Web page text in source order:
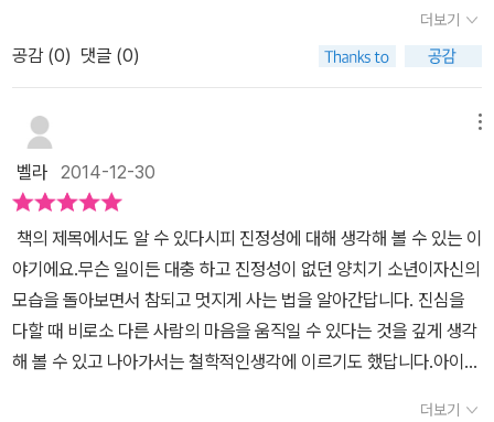
기.스콜라 꼬마 지식인 초등 저학년 추천 도서!거짓말도 보여요~ 커
가는 우리 아이들에게 꼭 한번 쯤 읽어보라 권하고 싶은 책 한권이네
요.
고 지루하다고 대충 하거나 건성으로 하기 쉬운데,왜 그러면 안되는
건지 알려주네요.대충하고 건성으로 할 때 어떤 결과가 오는지에 대
빠에게 잘보이고 싶은 맘에 조금 다른 이야기를 하게 됩니다.우리 아
이들도 흔히 그런 행동들을 많이 하죠.언제나 형아와 동생보다 더 잘
하고 싶고 엄마 아빠의 관심을 받고픈 둘째 녀석이 종종 그렇답니다.
하지만, 솔직한 마음을 제대로 표현하지 못하면 그 마음과 아이의 상
황을 제대로 알기 어렵지요.나중에 더 안 좋은 상황을 마주할 수도 있
게 되고 말예요.아마 이 책을 접한 아이들은 어쩜!!! 내 얘기네~ 라고
속으로 맞장구를 치며 읽을지 모르겠습니다.엄마 입장에선 아~ 아이
가 그래서 그런 행동과 말을 하는구나~ 이해하는 기회가 되겠죠. 똘
게 되요.자신의 모습과 마음에 대해 솔직하게 이야기하고 진심을 다
자라겠지요. 어른이 되면서 더 진심을 숨기면서 살아가는 것 같아요.
어린이 책을 아이들과 함께 읽으면서 마음의 밭을 다시 가꾸는 느낌
이 들어서 행복하네요. 책 속의 주인공인 똘똘이는 양치기 소년이죠!
똑똑하고 영리하기 한데 무슨 일이든 대충 하는 게 문제랍니다. 양들
을 신경쓰지 않고 진심으로 양들을 대하지 않아요. 작은 녀석이 자신
도 가끔 대충 대충하는 모습이 있어서 그런지 살짝 부끄러워 하네요.
자신의 잘못된 부분을 부끄러워 할 수 있다는 것은 변화 할 수 있다는
신호죠. 그래서 이 책이 주는 의미가 더 커지겠구나! 생각이 들었어
요. 어떤 일이든 똘똘이처럼 일을 대충 하면 재미가 없어요. 똘똘이
는 막내 양을 잃어버렸어요. 처음부터 꼼꼼하게 숫자를 잘 세었다면
좋았을텐데요. 주어진 일을 힘들지만 진심을 다하고 정성으로 대하면
일의 즐거움을 조금씩 알아갈 수 있어요. 똘똘이는 아빠 엄마에게 잘
보이고 싶어서 자신이 양을 잘 친다고 속이죠.무엇보다 자신에게 솔
더보기
공감 (0) 댓글 (0)
벨라 2014-12-30
책의 제목에서도 알 수 있다시피 진정성에 대해 생각해 볼 수 있는 이
야기에요.무슨 일이든 대충 하고 진정성이 없던 양치기 소년이자신의
모습을 돌아보면서 참되고 멋지게 사는 법을 알아간답니다. 진심을
다할 때 비로소 다른 사람의 마음을 움직일 수 있다는 것을 깊게 생각
해 볼 수 있고 나아가서는 철학적인생각에 이르기도 했답니다.​아이들
더보기